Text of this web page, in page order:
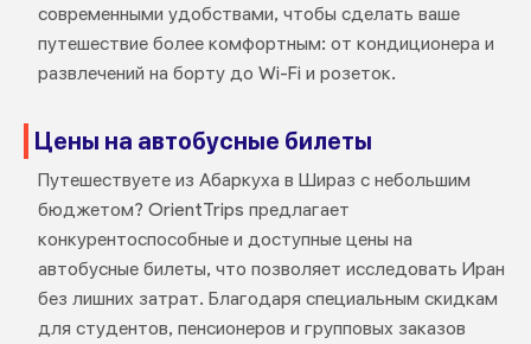
современными удобствами, чтобы сделать ваше
путешествие более комфортным: от кондиционера и
развлечений на борту до Wi-Fi и розеток.
Цены на автобусные билеты
Путешествуете из Абаркуха в Шираз с небольшим
бюджетом? OrientTrips предлагает
конкурентоспособные и доступные цены на
автобусные билеты, что позволяет исследовать Иран
без лишних затрат. Благодаря специальным скидкам
для студентов, пенсионеров и групповых заказов